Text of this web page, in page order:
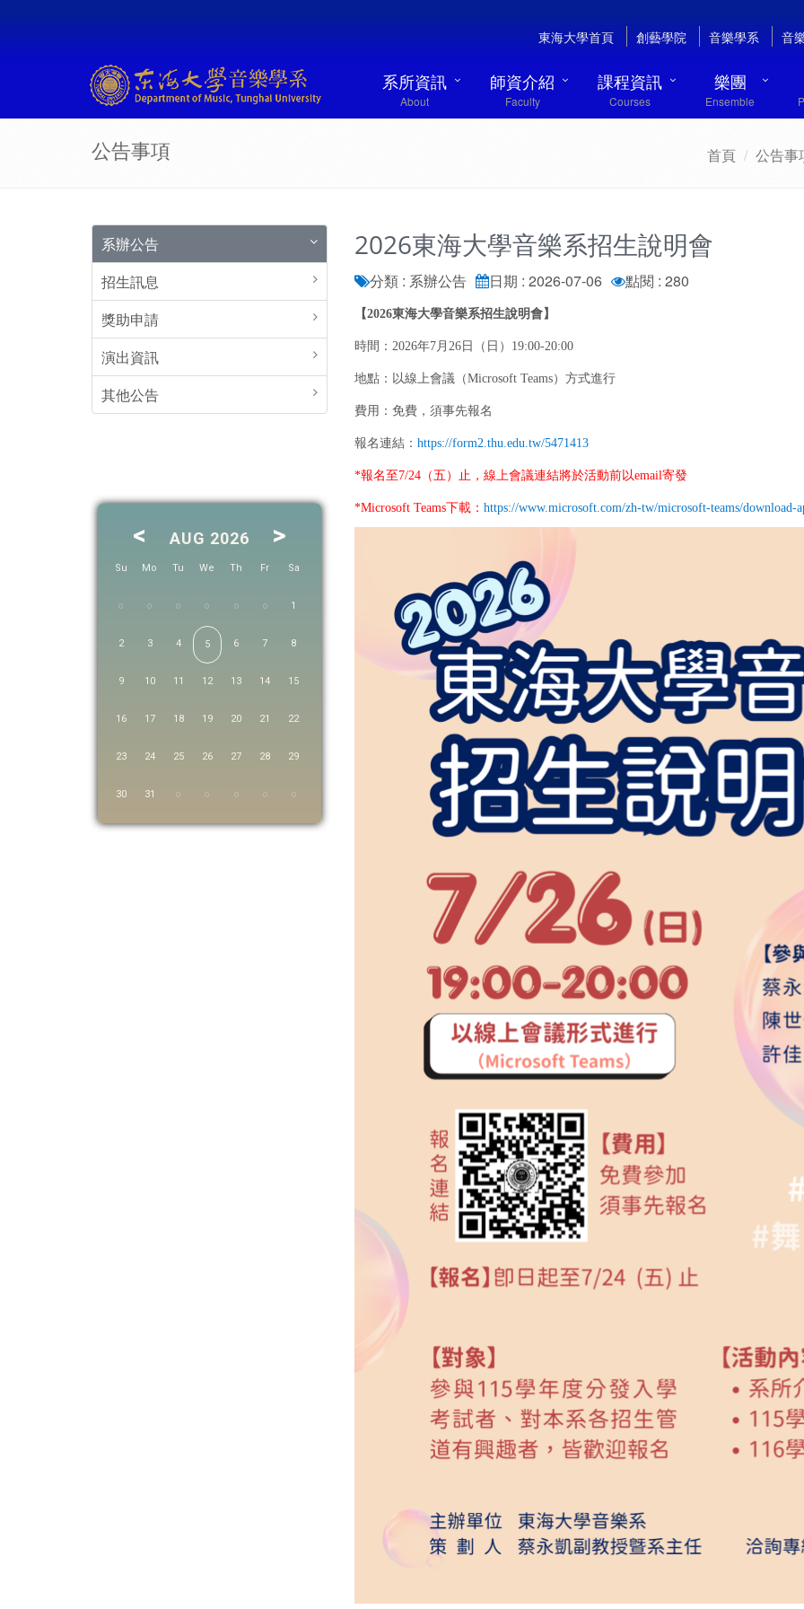
東海大學首頁 創藝學院 音樂學系 音
系所資訊
About
師資介紹
Faculty
課程資訊
Courses
樂團
Ensemble
公告事項 首頁 公告事
系辦公告
招生訊息
獎助申請
演出資訊
其他公告
< AUG 2026 >
Su Mo Tu We Th Fr Sa
1
2 3 4 5 6 7 8
9 10 11 12 13 14 15
16 17 18 19 20 21 22
23 24 25 26 27 28 29
30 31
2026東海大學音樂系招生說明會
分類 : 系辦公告 日期 : 2026-07-06 點閱 : 280
【2026東海大學音樂系招生說明會】
時間：2026年7月26日（日）19:00-20:00
地點：以線上會議（Microsoft Teams）方式進行
費用：免費，須事先報名
報名連結： https://form2.thu.edu.tw/5471413
*報名至7/24（五）止，線上會議連結將於活動前以email寄發
*Microsoft Teams下載： https://www.microsoft.com/zh-tw/microsoft-teams/download-